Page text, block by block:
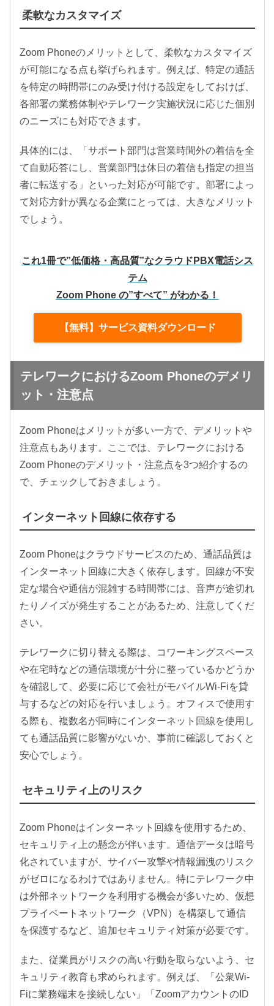
柔軟なカスタマイズ
Zoom Phoneのメリットとして、柔軟なカスタマイズ
が可能になる点も挙げられます。例えば、特定の通話
を特定の時間帯にのみ受け付ける設定をしておけば、
各部署の業務体制やテレワーク実施状況に応じた個別
のニーズにも対応できます。
具体的には、「サポート部門は営業時間外の着信を全
て自動応答にし、営業部門は休日の着信も指定の担当
者に転送する」といった対応が可能です。部署によっ
て対応方針が異なる企業にとっては、大きなメリット
でしょう。
これ1冊で”低価格・高品質”なクラウドPBX電話シス
テム
Zoom Phone の”すべて” がわかる！
【無料】サービス資料ダウンロード
テレワークにおけるZoom Phoneのデメリ
ット・注意点
Zoom Phoneはメリットが多い一方で、デメリットや
注意点もあります。ここでは、テレワークにおける
Zoom Phoneのデメリット・注意点を3つ紹介するの
で、チェックしておきましょう。
インターネット回線に依存する
Zoom Phoneはクラウドサービスのため、通話品質は
インターネット回線に大きく依存します。回線が不安
定な場合や通信が混雑する時間帯には、音声が途切れ
たりノイズが発生することがあるため、注意してくだ
さい。
テレワークに切り替える際は、コワーキングスペース
や在宅時などの通信環境が十分に整っているかどうか
を確認して、必要に応じて会社がモバイルWi-Fiを貸
与するなどの対応を行いましょう。オフィスで使用す
る際も、複数名が同時にインターネット回線を使用し
ても通話品質に影響がないか、事前に確認しておくと
安心でしょう。
セキュリティ上のリスク
Zoom Phoneはインターネット回線を使用するため、
セキュリティ上の懸念が伴います。通信データは暗号
化されていますが、サイバー攻撃や情報漏洩のリスク
がゼロになるわけではありません。特にテレワーク中
は外部ネットワークを利用する機会が多いため、仮想
プライベートネットワーク（VPN）を構築して通信
を保護するなど、追加セキュリティ対策が必要です。
また、従業員がリスクの高い行動を取らないよう、セ
キュリティ教育も求められます。例えば、「公衆Wi-
Fiに業務端末を接続しない」「ZoomアカウントのID